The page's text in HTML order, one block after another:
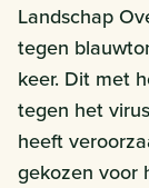
Landschap
tegen
keer. Dit met
tegen het
heeft
gekozen voor